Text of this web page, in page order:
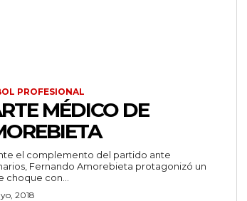
PROFESIONAL
MÉDICO DE
el complemento del partido ante
Fernando Amorebieta protagonizó un
choque con...
2018